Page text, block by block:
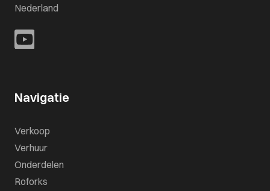
Nederland
Navigatie
Verkoop
Verhuur
Onderdelen
Roforks